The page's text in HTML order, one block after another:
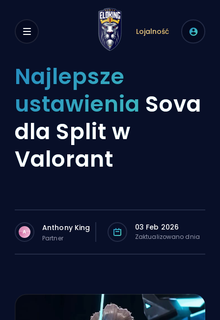
Lojalność
Najlepsze
ustawienia Sova
dla Split w
Valorant
A Anthony King
Partner
03 Feb 2026
Zaktualizowano dnia